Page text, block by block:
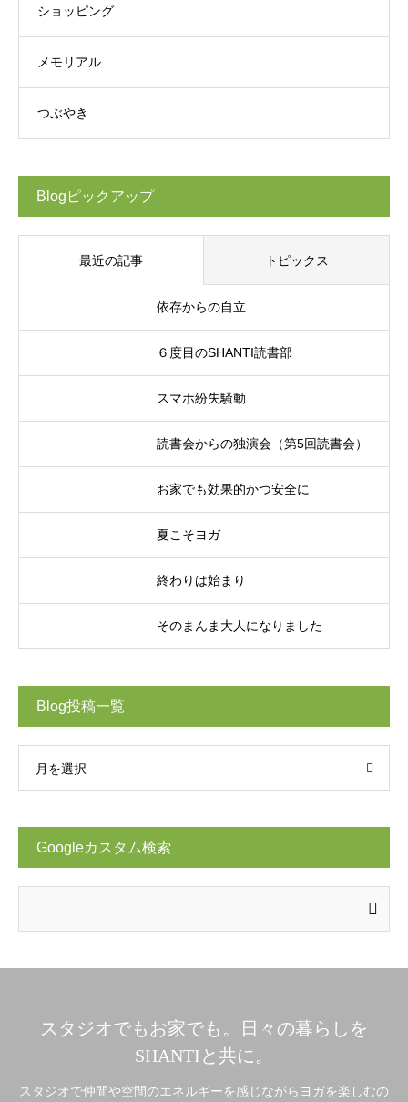
ショッピング
メモリアル
つぶやき
Blogピックアップ
最近の記事 トピックス
依存からの自立
６度目のSHANTI読書部
スマホ紛失騒動
読書会からの独演会（第5回読書会）
お家でも効果的かつ安全に
夏こそヨガ
終わりは始まり
そのまんま大人になりました
Blog投稿一覧
月を選択
Googleカスタム検索
スタジオでもお家でも。日々の暮らしを
SHANTIと共に。
スタジオで仲間や空間のエネルギーを感じながらヨガを楽しむの